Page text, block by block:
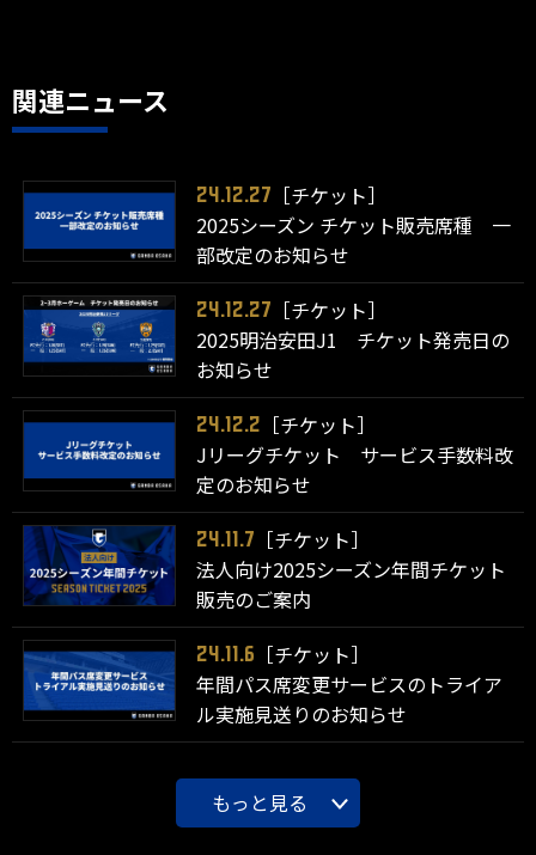
関連ニュース
24.12.27
［チケット］
2025シーズン チケット販売席種 一
部改定のお知らせ
24.12.27
［チケット］
2025明治安田J1 チケット発売日の
お知らせ
24.12.2
［チケット］
Jリーグチケット サービス手数料改
定のお知らせ
24.11.7
［チケット］
法人向け2025シーズン年間チケット
販売のご案内
24.11.6
［チケット］
年間パス席変更サービスのトライア
ル実施見送りのお知らせ
もっと見る